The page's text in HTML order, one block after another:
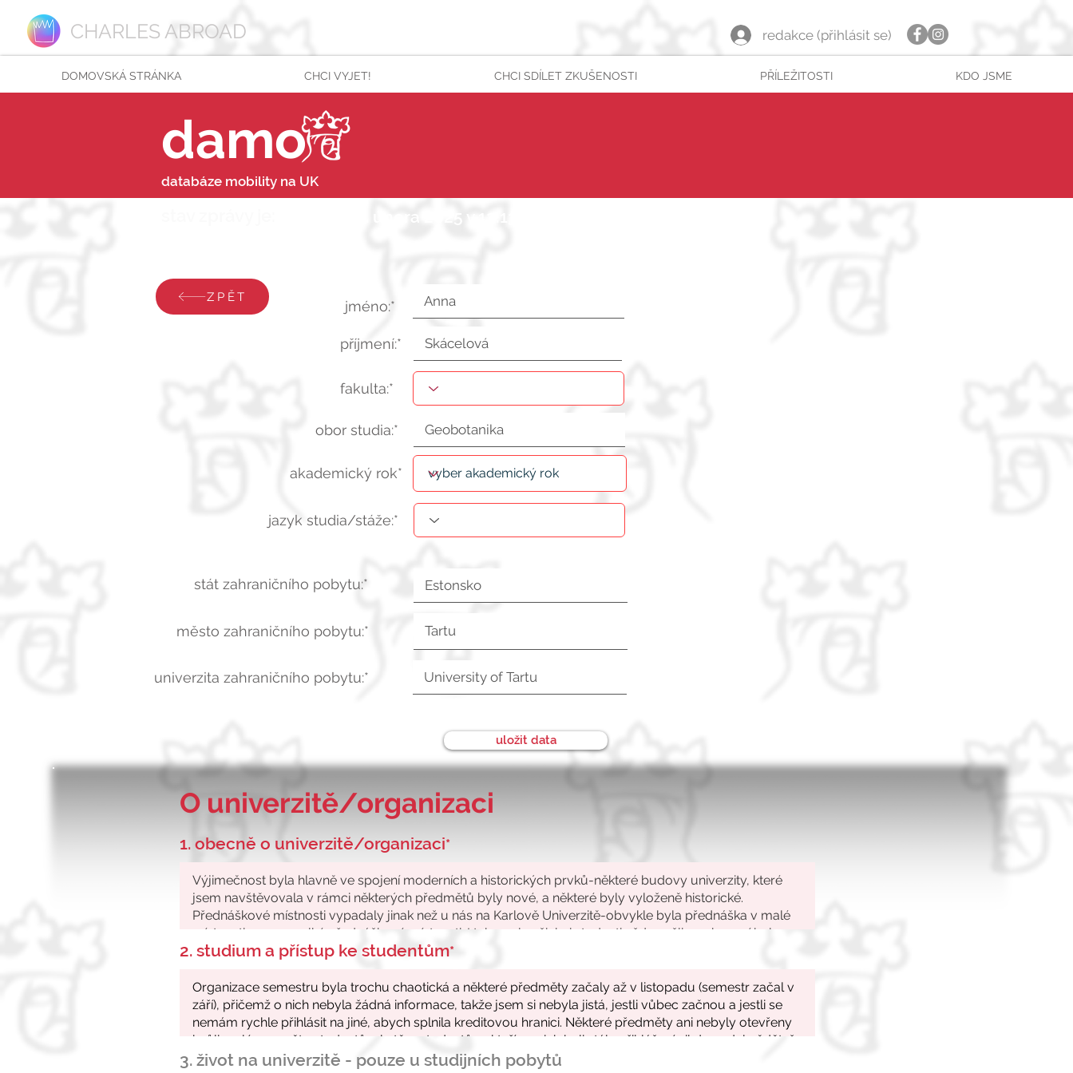
CHARLES ABROAD redakce (přihlásit se)
DOMOVSKÁ STRÁNKA CHCI VYJET! CHCI SDÍLET ZKUŠENOSTI PŘÍLEŽITOSTI KDO JSME
damo
databáze mobility na UK
ZPĚT
jméno:*
příjmení:*
fakulta:*
obor studia:*
akademický rok*
jazyk studia/stáže:*
stát zahraničního pobytu:*
město zahraničního pobytu:*
univerzita zahraničního pobytu:*
uložit data
O univerzitě/organizaci
1. obecně o univerzitě/organizaci*
2. studium a přístup ke studentům*
3. život na univerzitě - pouze u studijních pobytů